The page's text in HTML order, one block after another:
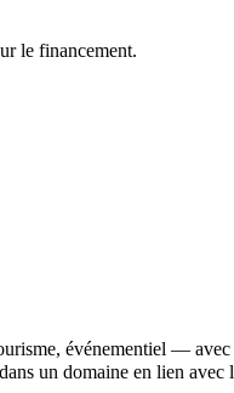
le financement.
événementiel —
un domaine en lien